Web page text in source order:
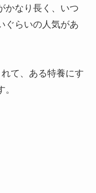
かなり長く、いつ
ぐらいの人気があ
て、ある特養にす